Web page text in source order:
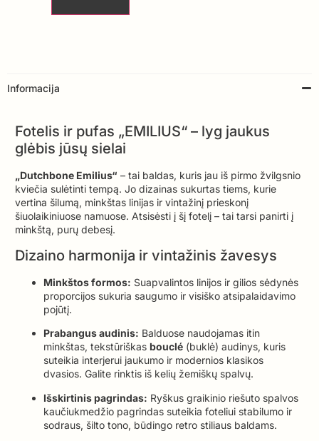
Informacija
Fotelis ir pufas „EMILIUS“ – lyg jaukus
glėbis jūsų sielai
„Dutchbone Emilius“ – tai baldas, kuris jau iš pirmo žvilgsnio
kviečia sulėtinti tempą. Jo dizainas sukurtas tiems, kurie
vertina šilumą, minkštas linijas ir vintažinį prieskonį
šiuolaikiniuose namuose. Atsisėsti į šį fotelį – tai tarsi panirti į
minkštą, purų debesį.
Dizaino harmonija ir vintažinis žavesys
Minkštos formos: Suapvalintos linijos ir gilios sėdynės
proporcijos sukuria saugumo ir visiško atsipalaidavimo
pojūtį.
Prabangus audinis: Balduose naudojamas itin
minkštas, tekstūriškas bouclé (buklė) audinys, kuris
suteikia interjerui jaukumo ir modernios klasikos
dvasios. Galite rinktis iš kelių žemiškų spalvų.
Išskirtinis pagrindas: Ryškus graikinio riešuto spalvos
kaučiukmedžio pagrindas suteikia foteliui stabilumo ir
sodraus, šilto tono, būdingo retro stiliaus baldams.